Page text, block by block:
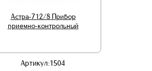
Астра-712/8 Прибор
приемно-контрольный
Артикул:1504